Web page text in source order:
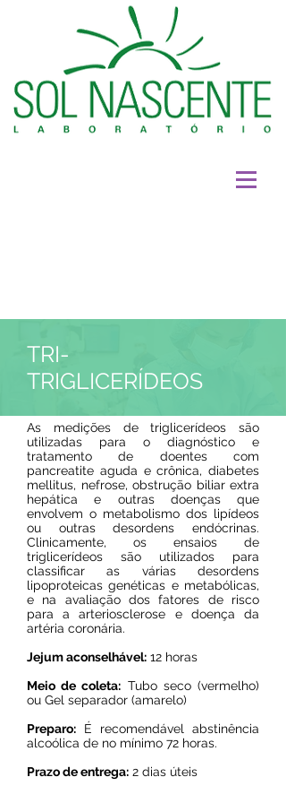
TRI-
TRIGLICERÍDEOS
As medições de triglicerídeos são
utilizadas para o diagnóstico e
tratamento de doentes com
pancreatite aguda e crônica, diabetes
mellitus, nefrose, obstrução biliar extra
hepática e outras doenças que
envolvem o metabolismo dos lipídeos
ou outras desordens endócrinas.
Clinicamente, os ensaios de
triglicerídeos são utilizados para
classificar as várias desordens
lipoproteicas genéticas e metabólicas,
e na avaliação dos fatores de risco
para a arteriosclerose e doença da
artéria coronária.
Jejum aconselhável: 12 horas
Meio de coleta: Tubo seco (vermelho)
ou Gel separador (amarelo)
Preparo: É recomendável abstinência
alcoólica de no mínimo 72 horas.
Prazo de entrega: 2 dias úteis